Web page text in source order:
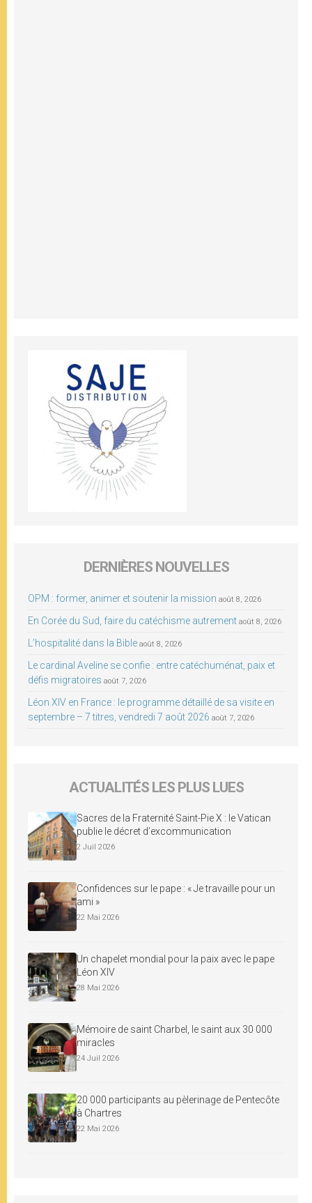
DERNIÈRES NOUVELLES
OPM : former, animer et soutenir la mission août 8, 2026
En Corée du Sud, faire du catéchisme autrement août 8, 2026
L’hospitalité dans la Bible août 8, 2026
Le cardinal Aveline se confie : entre catéchuménat, paix et
défis migratoires août 7, 2026
Léon XIV en France : le programme détaillé de sa visite en
septembre – 7 titres, vendredi 7 août 2026 août 7, 2026
ACTUALITÉS LES PLUS LUES
Sacres de la Fraternité Saint-Pie X : le Vatican
publie le décret d’excommunication
2 Juil 2026
Confidences sur le pape : « Je travaille pour un
ami »
22 Mai 2026
Un chapelet mondial pour la paix avec le pape
Léon XIV
28 Mai 2026
Mémoire de saint Charbel, le saint aux 30 000
miracles
24 Juil 2026
20 000 participants au pèlerinage de Pentecôte
à Chartres
22 Mai 2026